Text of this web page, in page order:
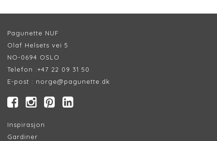
Pagunette NUF
Olaf Helsets vei 5
NO-0694 OSLO
Telefon :+47 22 09 31 50
E-post : norge@pagunette.dk
Inspirasjon
Gardiner